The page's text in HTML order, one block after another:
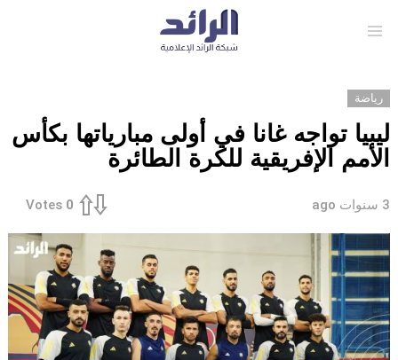
رياضة
ليبيا تواجه غانا في أولى مبارياتها بكأس
الأمم الإفريقية للكرة الطائرة
3 سنوات ago 0
Votes